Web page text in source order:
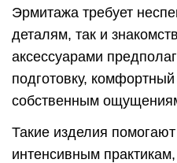
Эрмитажа требует
деталям, так и
аксессуарами
подготовку,
собственным
Такие изделия
интенсивным